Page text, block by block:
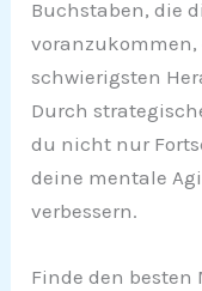
Buchstaben, die
voranzukommen,
schwierigsten
Durch
du nicht nur
deine mentale
verbessern.
Finde den besten